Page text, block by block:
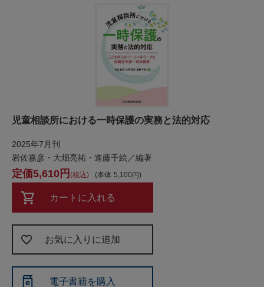
児童相談所における一時保護の実務と法的対応
2025年7月刊
岩佐嘉彦・大畑亮祐・進藤千絵／編著
本体 5,100
5,610 税込
カートに入れる
お気に入りに追加
電子書籍を購入